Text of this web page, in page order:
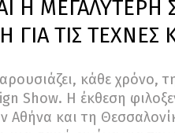
Η ΜΕΓΑΛΥΤΕΡΗ
ΓΙΑ ΤΙΣ ΤΕΧΝΕΣ
κάθε χρόνο,
Show. Η έκθεση
Αθήνα και τη